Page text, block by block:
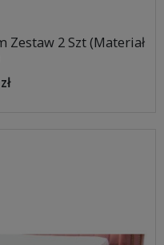
Zestaw 2 Szt (Materiał